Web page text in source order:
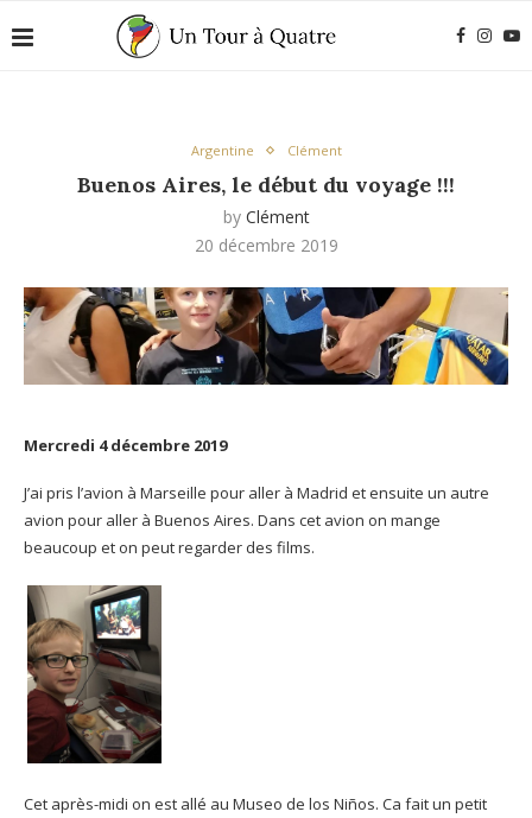
Argentine Clément
Buenos Aires, le début du voyage !!!
by Clément
20 décembre 2019
Mercredi 4 décembre 2019
J’ai pris l’avion à Marseille pour aller à Madrid et ensuite un autre
avion pour aller à Buenos Aires. Dans cet avion on mange
beaucoup et on peut regarder des films.
Cet après-midi on est allé au Museo de los Niños. Ca fait un petit